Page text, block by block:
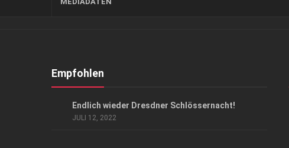
Empfohlen
Endlich wieder Dresdner Schlössernacht!
JULI 12, 2022